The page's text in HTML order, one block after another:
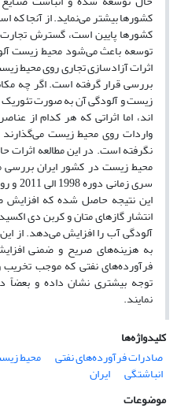
کشورها بیشتر می‌نماید. از آنجا که
کشورها پایین است، گسترش
توسعه باعث می‌شود محیط زیست
اثرات آزادسازی تجاری روی محیط
بررسی قرار گرفته است. اگر چه
زیست و آلودگی آن به صورت تئوریک
اند، اما اثراتی که هر کدام از
واردات روی محیط زیست
نگرفته است. در این مطالعه
محیط زیست در کشور ایران بررسی
این نتیجه حاصل شده که افزایش
انتشار گازهای متان و کربن دی
آلودگی آب را افزایش می‌دهد. از
به هزینه‌های صریح و ضمنی
فرآورده‌های نفتی که موجب
توجه بیشتری نشان داده و
نمایند.
کلیدواژه‌ها
صادرات فرآورده‌های نفتی
محیط
انباشتگی
ایران
موضوعات